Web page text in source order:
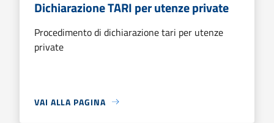
Dichiarazione TARI per utenze private
Procedimento di dichiarazione tari per utenze
private
VAI ALLA PAGINA